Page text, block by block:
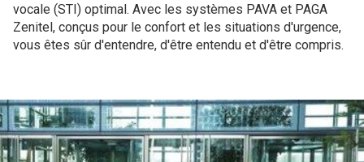
vocale (STI) optimal. Avec les systèmes PAVA et PAGA
Zenitel, conçus pour le confort et les situations d'urgence,
vous êtes sûr d'entendre, d'être entendu et d'être compris.